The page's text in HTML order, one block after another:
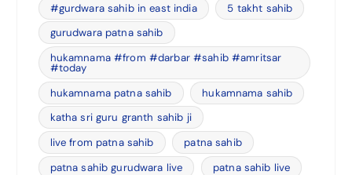
#gurdwara sahib in east india
5 takht sahib
gurudwara patna sahib
hukamnama #from #darbar #sahib #amritsar
#today
hukamnama patna sahib
hukamnama sahib
katha sri guru granth sahib ji
live from patna sahib
patna sahib
patna sahib gurudwara live
patna sahib live